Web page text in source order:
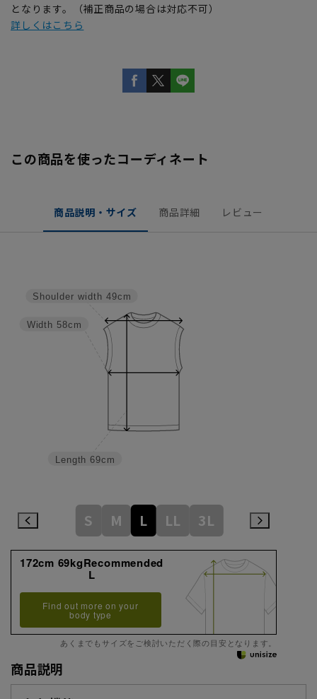
となります。（補正商品の場合は対応不可）
詳しくはこちら
この商品を使ったコーディネート
商品説明・サイズ 商品詳細 レビュー
Length 69cm
Width 58cm
Shoulder width 49cm
S M L LL 3L
172cm 69kgRecommended
L
Find out more on your
body type
あくまでもサイズをご検討いただく際の目安となります。
商品説明